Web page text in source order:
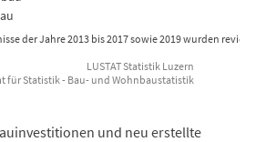
der Jahre 2013 bis 2017 sowie 2019 wurden
LUSTAT Statistik Luzern
für Statistik - Bau- und Wohnbaustatistik
und neu erstellte